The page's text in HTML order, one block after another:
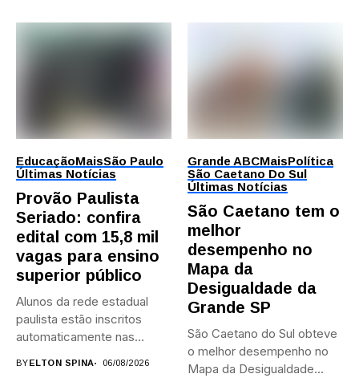
EducaçãoMaisSão Paulo
Últimas Notícias
Provão Paulista
Seriado: confira
edital com 15,8 mil
vagas para ensino
superior público
Alunos da rede estadual
paulista estão inscritos
automaticamente nas
BY ELTON SPINA 06/08/2026
Grande ABCMaisPolítica
São Caetano Do Sul
Últimas Notícias
São Caetano tem o
melhor
desempenho no
Mapa da
Desigualdade da
Grande SP
São Caetano do Sul obteve
o melhor desempenho no
Mapa da Desigualdade...